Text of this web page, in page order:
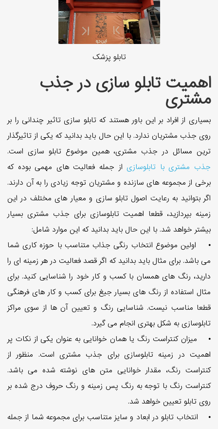
تابلو پزشک
اهمیت تابلو سازی در جذب
مشتری
بسیاری از افراد بر این باور هستند که تابلو سازی تاثیر چندانی را بر
روی جذب مشتریان ندارد. با این حال باید بدانید که یکی از تاثیرگذار
ترین مسائل در جذب مشتری، همین موضوع تابلو سازی است.
جذب مشتری با تابلوسازی از جمله فعالیت های مهمی بوده که
برخی از مجموعه های سازنده و مشتریان توجه زیادی را به آن دارند.
اگر بتوانید به رعایت اصول تابلو سازی و معیار های مختلف در این
زمینه بپردازید، قطعا اهمیت تابلوسازی برای جذب مشتری بسیار
بیشتر خواهد شد. با این حال باید بدانید که این موارد شامل:
⦁ اولین موضوع انتخاب رنگی جذاب متناسب با حوزه کاری شما
می باشد. برای مثال باید بدانید که اگر قصد فعالیت در هر زمینه ای را
دارید، رنگ های همسان با کسب و کار خود را شناسایی کنید. برای
مثال استفاده از رنگ های بسیار جیغ برای کسب و کار های فرهنگی
قطعا مناسب نیست. شناسایی رنگ و تعیین آن ها از سوی مراکز
تابلوسازی به شکل بهتری انجام می گیرد.
⦁ میزان کنتراست رنگ یا همان خوانایی به عنوان یکی از نکات پر
اهمیت در زمینه تابلوسازی برای جذب مشتری است. منظور از
کنتراست رنگ، مقدار خوانایی متن های نوشته شده می باشد.
کنتراست رنگ با توجه به رنگ پس زمینه و رنگ حروف درج شده بر
روی تابلو تعیین خواهد شد.
⦁ انتخاب تابلو در ابعاد و سایز متناسب برای مجموعه شما از جمله